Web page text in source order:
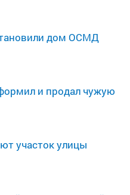
дом ОСМД
и продал чужую
участок улицы